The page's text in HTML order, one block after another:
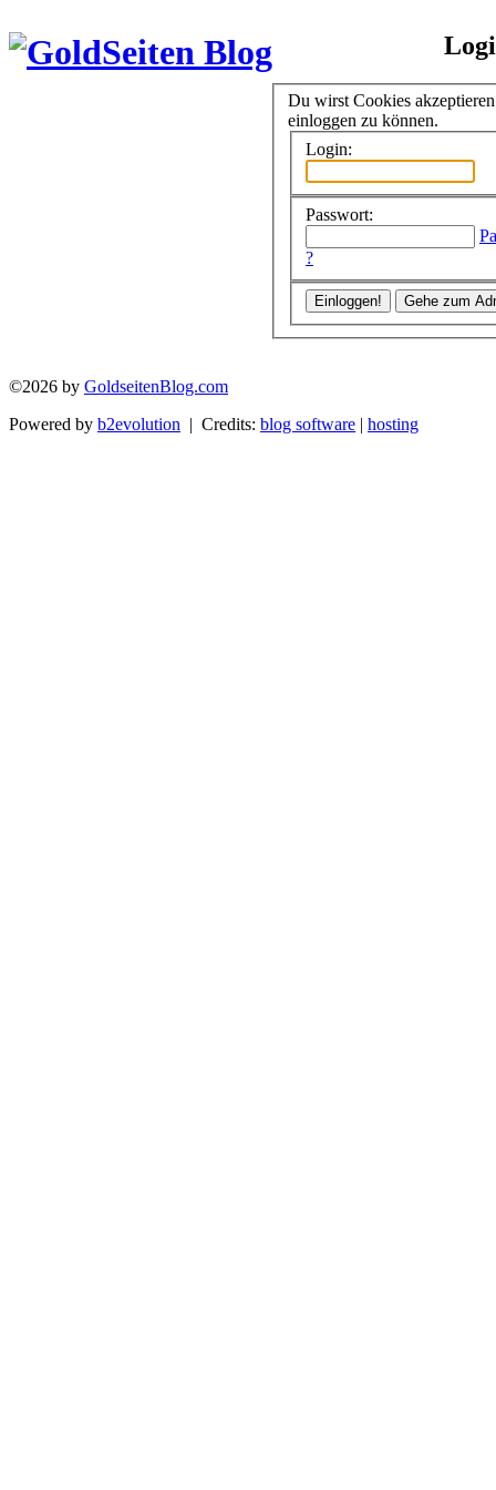
Du wirst Cookies
einloggen zu können.
Login:
Passwort:
?
©2026 by GoldseitenBlog.com
Powered by b2evolution | Credits: blog software | hosting